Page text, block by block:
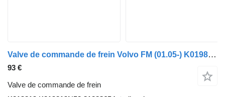
Valve de commande de frein Volvo FM (01.05-) K019819 pour camion Volvo FM7-FM12, FM, FMX (1998-2014)
93 €
Valve de commande de frein